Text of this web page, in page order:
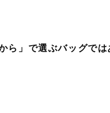
ら」で選ぶバッグでは